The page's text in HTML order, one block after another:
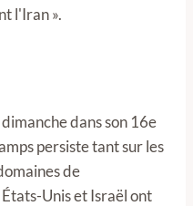
l'Iran ».
dans son 16e
persiste tant sur les
de
Unis et Israël ont